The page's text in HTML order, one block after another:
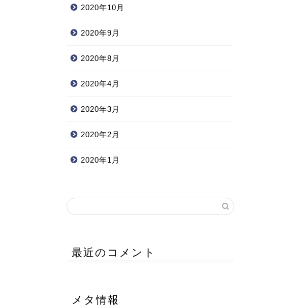
2020年10月
2020年9月
2020年8月
2020年4月
2020年3月
2020年2月
2020年1月
最近のコメント
メタ情報